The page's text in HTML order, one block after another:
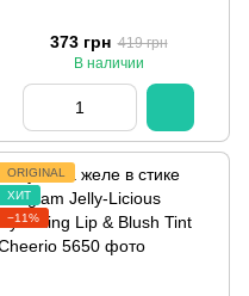
373 грн 419 грн
В наличии
ORIGINAL
ХИТ
−11%